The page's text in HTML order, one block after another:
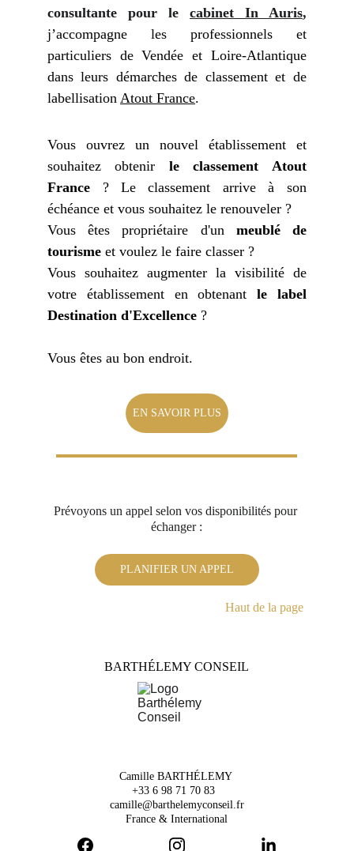
consultante pour le cabinet In Auris,
j’accompagne les professionnels et
particuliers de Vendée et Loire-Atlantique
dans leurs démarches de classement et de
labellisation Atout France.
Vous ouvrez un nouvel établissement et
souhaitez obtenir le classement Atout
France ? Le classement arrive à son
échéance et vous souhaitez le renouveler ?
Vous êtes propriétaire d'unmeublé de
tourisme et voulez le faire classer ?
Vous souhaitez augmenter la visibilité de
votre établissement en obtenantle label
Destination d'Excellence ?
Vous êtes au bon endroit.
EN SAVOIR PLUS
Prévoyons un appel selon vos disponibilités pour
échanger :
PLANIFIER UN APPEL
Haut de la page
BARTHÉLEMY CONSEIL
Camille BARTHÉLEMY
+33 6 98 71 70 83
camille@barthelemyconseil.fr
France & International